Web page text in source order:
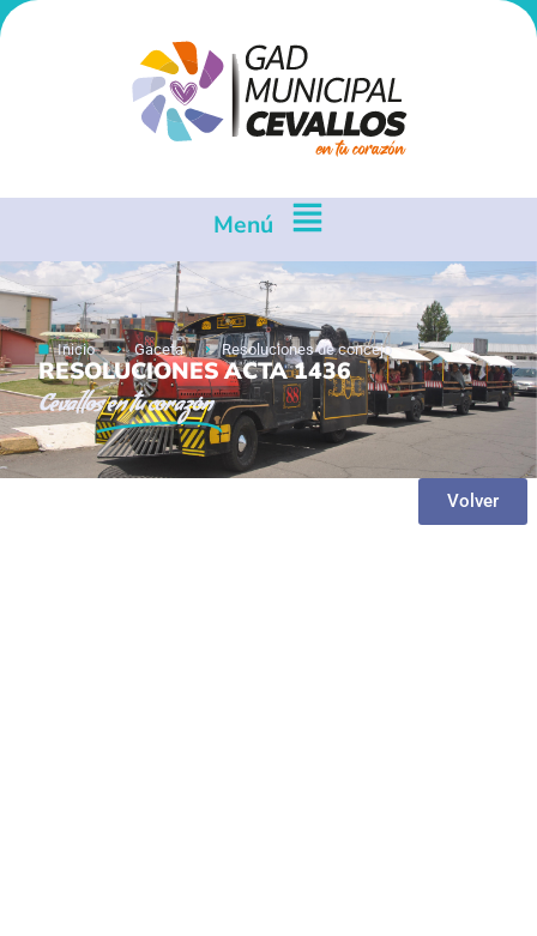
Menú
Inicio Gaceta Resoluciones de concejo
RESOLUCIONES ACTA 1436
Cevallosen tu corazón
Volver